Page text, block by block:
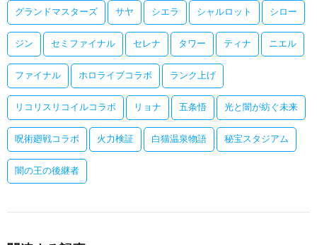
グランドマスターズ サヤ シエラ シャルロット シロー
ジン セミファイナル セレナ タワー ティナ ニエル
ファイナル ホロライブコラボ ランク上げ
リコリスリコイルコラボ リョナ 五条悟 光と闇が紡ぐ未来
呪術廻戦コラボ 火力検証 白猫温泉物語 秘宝スタジアム
闇の王の後継者